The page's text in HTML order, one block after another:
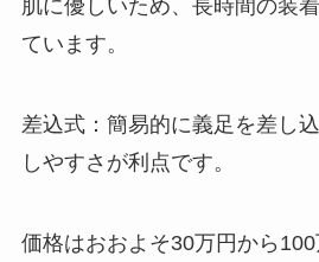
肌に優しいため、長時間の装
ています。
差込式：簡易的に義足を差し
しやすさが利点です。
価格はおおよそ30万円から